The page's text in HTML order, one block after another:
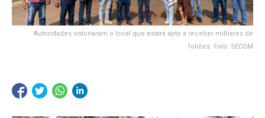
Autoridades vistoriaram o local que estará apto a receber milhares de
foliões. Foto: SECOM